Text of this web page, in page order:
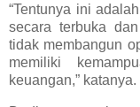
“Tentunya ini
secara terbuka
tidak membangun
memiliki
keuangan,” katanya.